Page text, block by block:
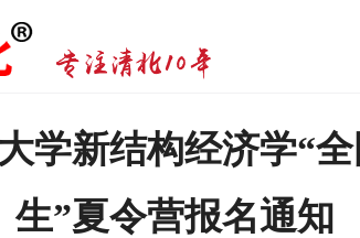
学新结构经济学“
生”夏令营报名通知